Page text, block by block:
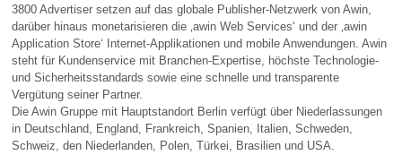
3800 Advertiser setzen auf das globale Publisher-Netzwerk von Awin,
darüber hinaus monetarisieren die ‚awin Web Services‘ und der ‚awin
Application Store‘ Internet-Applikationen und mobile Anwendungen. Awin
steht für Kundenservice mit Branchen-Expertise, höchste Technologie-
und Sicherheitsstandards sowie eine schnelle und transparente
Vergütung seiner Partner.
Die Awin Gruppe mit Hauptstandort Berlin verfügt über Niederlassungen
in Deutschland, England, Frankreich, Spanien, Italien, Schweden,
Schweiz, den Niederlanden, Polen, Türkei, Brasilien und USA.